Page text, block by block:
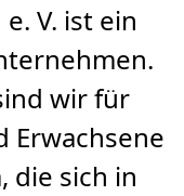
V. ist ein
wir für
Erwachsene
die sich in